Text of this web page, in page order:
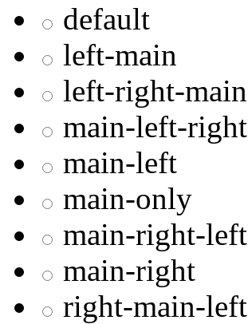
default
left-main
left-right-main
main-left-right
main-left
main-only
main-right-left
main-right
right-main-left